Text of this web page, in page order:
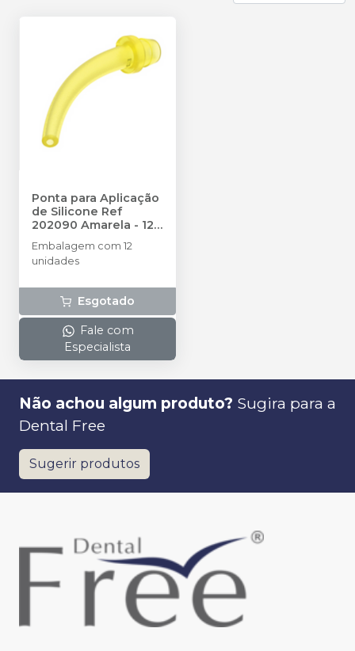
Ponta para Aplicação
de Silicone Ref
202090 Amarela - 12
unidades
ZHERMACK
Embalagem com 12
unidades
Esgotado
Fale com
Especialista
Não achou algum produto? Sugira para a
Dental Free
Sugerir produtos